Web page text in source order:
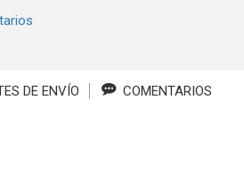
DE ENVÍO COMENTARIOS